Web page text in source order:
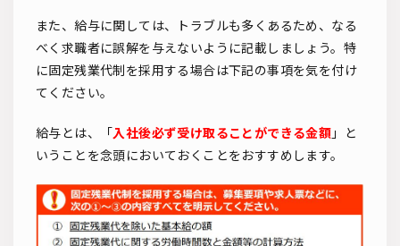
また、給与に関しては、トラブルも多くあるため、なる
べく求職者に誤解を与えないように記載しましょう。特
に固定残業代制を採用する場合は下記の事項を気を付け
てください。
給与とは、「入社後必ず受け取ることができる金額 」と
いうことを念頭においておくことをおすすめします。